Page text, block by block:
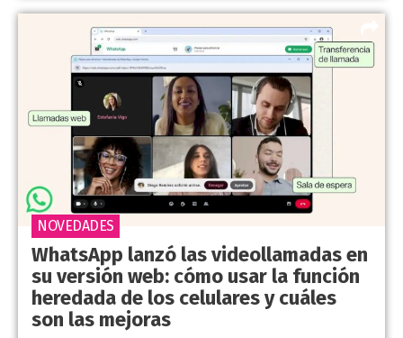
WhatsApp lanzó las videollamadas en
su versión web: cómo usar la función
heredada de los celulares y cuáles
son las mejoras
NOVEDADES